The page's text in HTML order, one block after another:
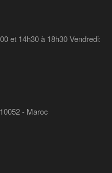
et 14h30 à 18h30 Vendredi:
- Maroc